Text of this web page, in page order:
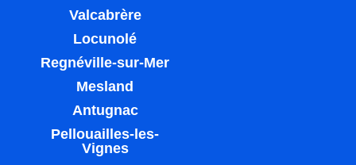
Valcabrère
Locunolé
Regnéville-sur-Mer
Mesland
Antugnac
Pellouailles-les-
Vignes